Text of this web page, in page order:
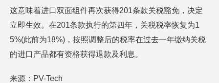
这意味着进口双面组件再次获得201条款关税豁免，决定
立即生效。在201条款执行的第四年，关税税率恢复为1
5%(此前为18%)，按照调整后的税率在过去一年缴纳关税
的进口产品都有资格获得退款及利息。
来源：PV-Tech